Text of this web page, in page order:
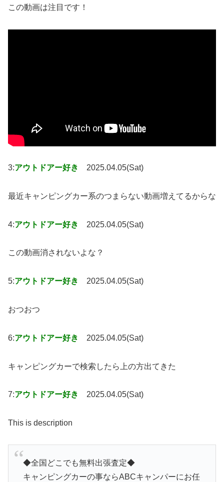
この動画は注目です！
3:アウトドアー好き 2025.04.05(Sat)
最近キャンピングカー系のつまらない動画増えてるからな
4:アウトドアー好き 2025.04.05(Sat)
この動画消されないよな？
5:アウトドアー好き 2025.04.05(Sat)
おつおつ
6:アウトドアー好き 2025.04.05(Sat)
キャンピングカーで検索したら上の方出てきた
7:アウトドアー好き 2025.04.05(Sat)
This is description
◆全国どこでも無料出張査定◆
キャンピングカーの事ならABCキャンパーにお任